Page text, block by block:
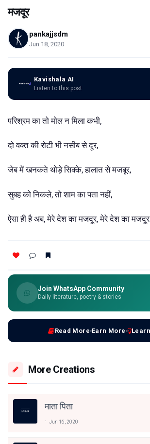
मजदूर
pankajjsdm
Jun 18, 2020
Kavishala AI
Listen to this post
परिश्रम का तो मोल न मिला कभी,
दो वक्त की रोटी भी नसीब से दूर,
जेब में खनकते थोड़े सिक्के, हालात से मजबूर,
सुबह को निकले, तो शाम का पता नहीं,
ऐसा ही है अब, मेरे देश का मजदूर, मेरे देश का
Join WhatsApp Community
Daily literature, poetry & stories
Read More Earn More
More Creations
माता पिता
Jun 16, 2020